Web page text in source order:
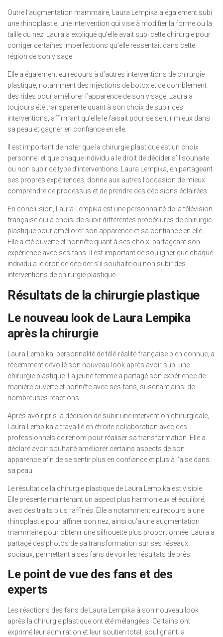
Outre l’augmentation mammaire, Laura Lempika a également subi
une rhinoplastie, une intervention qui vise à modifier la forme ou la
taille du nez. Laura a expliqué qu’elle avait subi cette chirurgie pour
corriger certaines imperfections qu’elle ressentait dans cette
région de son visage.
Elle a également eu recours à d’autres interventions de chirurgie
plastique, notamment des injections de botox et de comblement
des rides pour améliorer l’apparence de son visage. Laura a
toujours été transparente quant à son choix de subir ces
interventions, affirmant qu’elle le faisait pour se sentir mieux dans
sa peau et gagner en confiance en elle.
Il est important de noter que la chirurgie plastique est un choix
personnel et que chaque individu a le droit de décider s’il souhaite
ou non subir ce type d’interventions. Laura Lempika, en partageant
ses propres expériences, donne aux autres l’occasion de mieux
comprendre ce processus et de prendre des décisions éclairées.
En conclusion, Laura Lempika est une personnalité de la télévision
française qui a choisi de subir différentes procédures de chirurgie
plastique pour améliorer son apparence et sa confiance en elle.
Elle a été ouverte et honnête quant à ses choix, partageant son
expérience avec ses fans. Il est important de souligner que chaque
individu a le droit de décider s’il souhaite ou non subir des
interventions de chirurgie plastique.
Résultats de la chirurgie plastique
Le nouveau look de Laura Lempika
après la chirurgie
Laura Lempika, personnalité de télé-réalité française bien connue, a
récemment dévoilé son nouveau look après avoir subi une
chirurgie plastique. La jeune femme a partagé son expérience de
manière ouverte et honnête avec ses fans, suscitant ainsi de
nombreuses réactions.
Après avoir pris la décision de subir une intervention chirurgicale,
Laura Lempika a travaillé en étroite collaboration avec des
professionnels de renom pour réaliser sa transformation. Elle a
déclaré avoir souhaité améliorer certains aspects de son
apparence afin de se sentir plus en confiance et plus à l’aise dans
sa peau.
Le résultat de la chirurgie plastique de Laura Lempika est visible.
Elle présente maintenant un aspect plus harmonieux et équilibré,
avec des traits plus raffinés. Elle a notamment eu recours à une
rhinoplastie pour affiner son nez, ainsi qu’à une augmentation
mammaire pour obtenir une silhouette plus proportionnée. Laura a
partagé des photos de sa transformation sur ses réseaux
sociaux, permettant à ses fans de voir les résultats de près.
Le point de vue des fans et des
experts
Les réactions des fans de Laura Lempika à son nouveau look
après la chirurgie plastique ont été mélangées. Certains ont
exprimé leur admiration et leur soutien total, soulignant la